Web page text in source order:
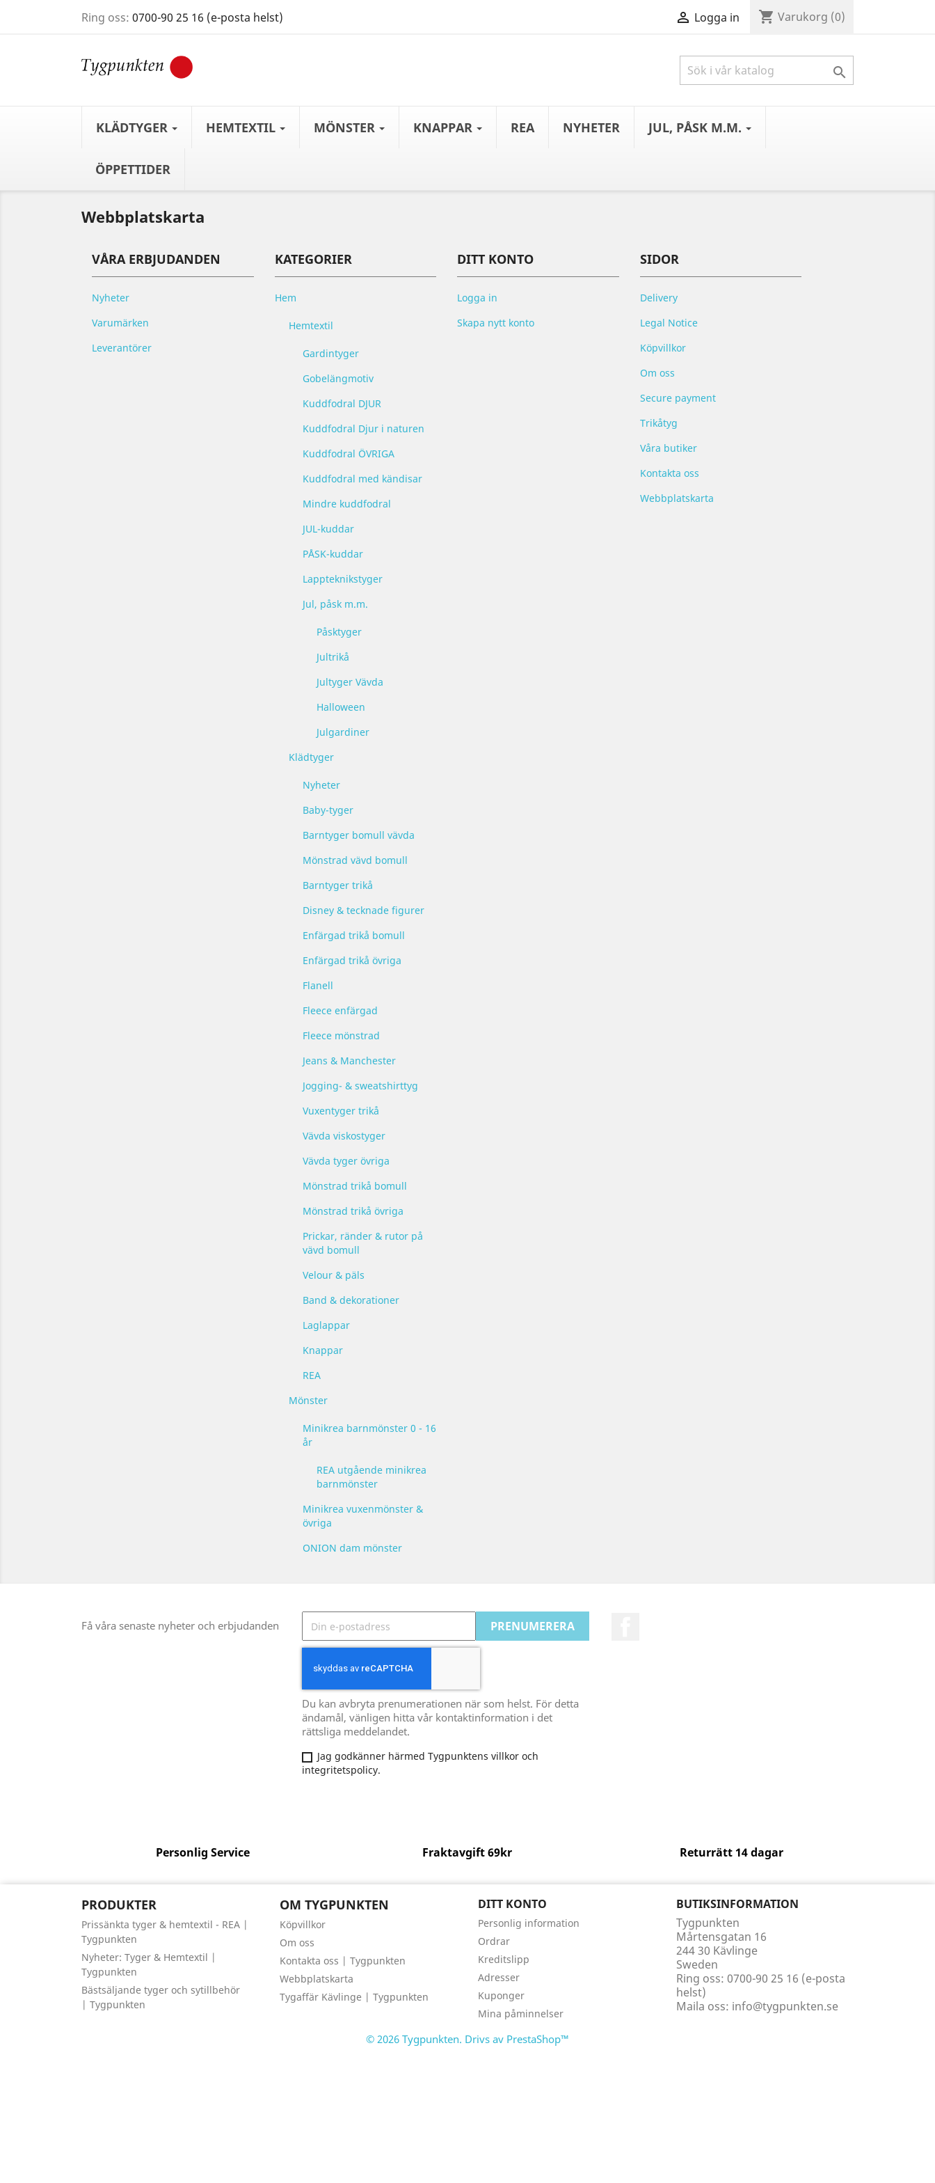
Ring oss: 0700-90 25 16 (e-posta helst)  Logga in shopping_cart Varukorg (0)

KLÄDTYGER HEMTEXTIL MÖNSTER KNAPPAR REA NYHETER JUL, PÅSK M.M.
ÖPPETTIDER
Webbplatskarta
VÅRA ERBJUDANDEN
Nyheter
Varumärken
Leverantörer
KATEGORIER
Hem
Hemtextil
Gardintyger
Gobelängmotiv
Kuddfodral DJUR
Kuddfodral Djur i naturen
Kuddfodral ÖVRIGA
Kuddfodral med kändisar
Mindre kuddfodral
JUL-kuddar
PÅSK-kuddar
Lappteknikstyger
Jul, påsk m.m.
Påsktyger
Jultrikå
Jultyger Vävda
Halloween
Julgardiner
Klädtyger
Nyheter
Baby-tyger
Barntyger bomull vävda
Mönstrad vävd bomull
Barntyger trikå
Disney & tecknade figurer
Enfärgad trikå bomull
Enfärgad trikå övriga
Flanell
Fleece enfärgad
Fleece mönstrad
Jeans & Manchester
Jogging- & sweatshirttyg
Vuxentyger trikå
Vävda viskostyger
Vävda tyger övriga
Mönstrad trikå bomull
Mönstrad trikå övriga
Prickar, ränder & rutor på
vävd bomull
Velour & päls
Band & dekorationer
Laglappar
Knappar
REA
Mönster
Minikrea barnmönster 0 - 16
år
REA utgående minikrea
barnmönster
Minikrea vuxenmönster &
övriga
ONION dam mönster
DITT KONTO
Logga in
Skapa nytt konto
SIDOR
Delivery
Legal Notice
Köpvillkor
Om oss
Secure payment
Trikåtyg
Våra butiker
Kontakta oss
Webbplatskarta
Få våra senaste nyheter och erbjudanden
Du kan avbryta prenumerationen när som helst. För detta
ändamål, vänligen hitta vår kontaktinformation i det
rättsliga meddelandet.
Jag godkänner härmed Tygpunktens villkor och
integritetspolicy.
Personlig Service Fraktavgift 69kr Returrätt 14 dagar
PRODUKTER
Prissänkta tyger & hemtextil - REA |
Tygpunkten
Nyheter: Tyger & Hemtextil |
Tygpunkten
Bästsäljande tyger och sytillbehör
| Tygpunkten
OM TYGPUNKTEN
Köpvillkor
Om oss
Kontakta oss | Tygpunkten
Webbplatskarta
Tygaffär Kävlinge | Tygpunkten
DITT KONTO
Personlig information
Ordrar
Kreditslipp
Adresser
Kuponger
Mina påminnelser
BUTIKSINFORMATION
Tygpunkten
Mårtensgatan 16
244 30 Kävlinge
Sweden
Ring oss: 0700-90 25 16 (e-posta
helst)
Maila oss: info@tygpunkten.se
© 2026 Tygpunkten. Drivs av PrestaShop™